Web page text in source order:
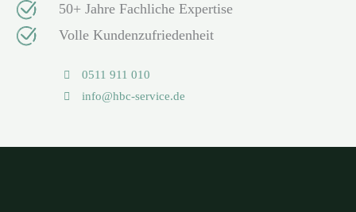
50+ Jahre Fachliche Expertise
Volle Kundenzufriedenheit
0511 911 010
info@hbc-service.de